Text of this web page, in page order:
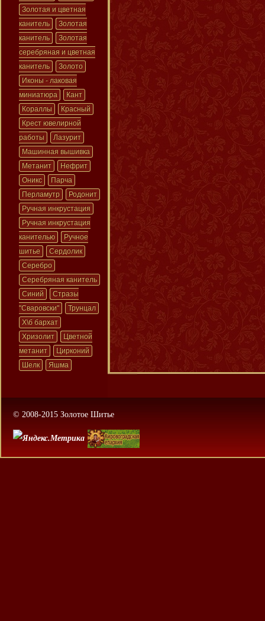
Золотая и цветная
канитель
Золотая
канитель
Золотая
серебряная и цветная
канитель
Золото
Иконы - лаковая
миниатюра
Кант
Кораллы
Красный
Крест ювелирной
работы
Лазурит
Машинная вышивка
Метанит
Нефрит
Оникс
Парча
Перламутр
Родонит
Ручная инкрустация
Ручная инкрустация
канителью
Ручное
шитье
Сердолик
Серебро
Серебряная канитель
Синий
Стразы
"Сваровски"
Трунцал
Х\б бархат
Хризолит
Цветной
метанит
Цирконий
Шелк
Яшма
© 2008-2015 Золотое Шитье